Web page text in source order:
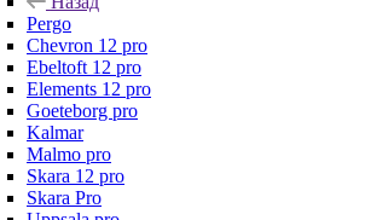
Pergo
Chevron 12 pro
Ebeltoft 12 pro
Elements 12 pro
Goeteborg pro
Kalmar
Malmo pro
Skara 12 pro
Skara Pro